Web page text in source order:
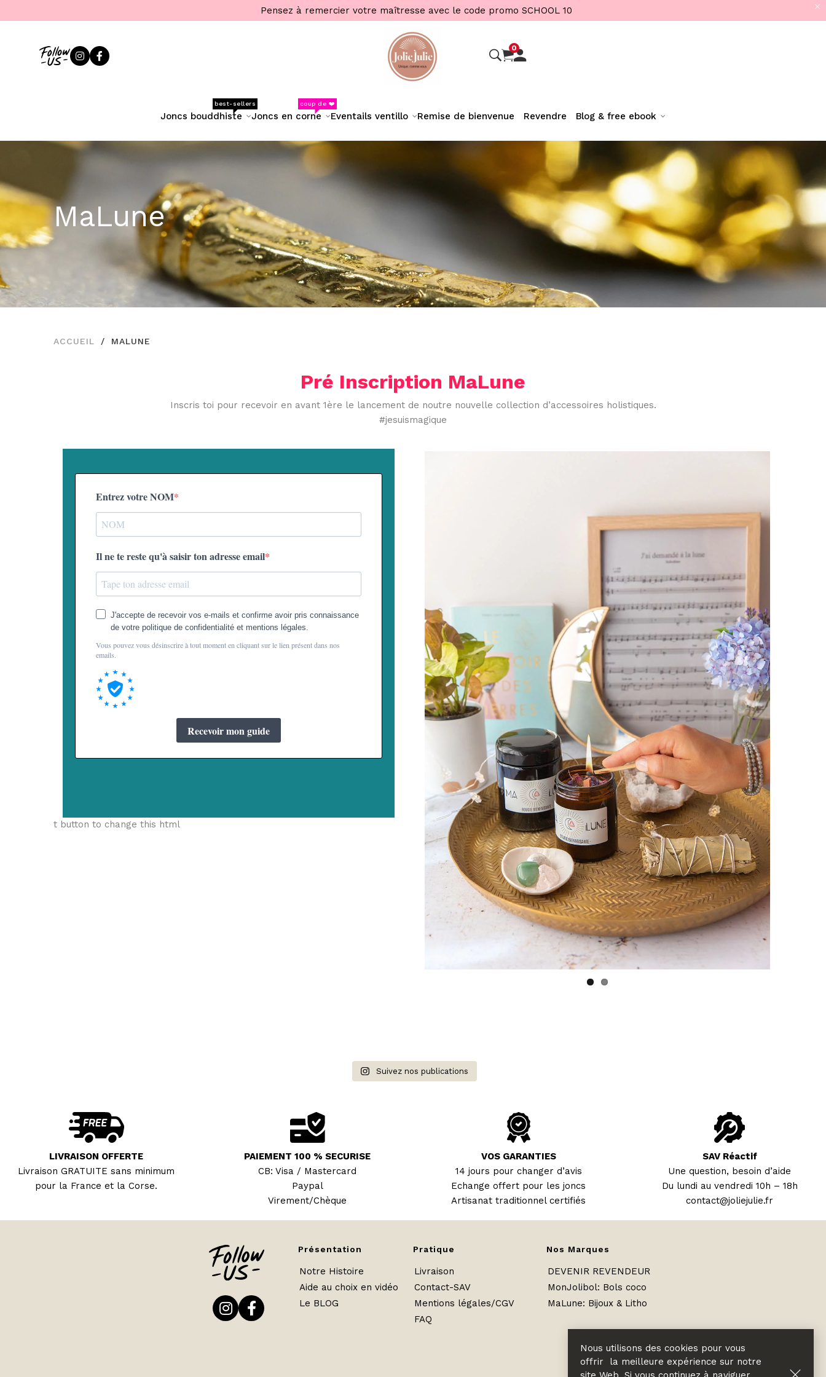
Pensez à remercier votre maîtresse avec le code promo SCHOOL 10
0
joncs bouddhiste
best-sellers
joncs en corne
coup de ❤️
eventails ventillo remise de bienvenue revendre blog & free ebook
MaLune
ACCUEIL MALUNE
Pré Inscription MaLune
Inscris toi pour recevoir en avant 1ère le lancement de noutre nouvelle collection d’accessoires holistiques.
#jesuismagique
t button to change this html
Suivez nos publications
LIVRAISON OFFERTE
Livraison GRATUITE sans minimum
pour la France et la Corse.
PAIEMENT 100 % SECURISE
CB: Visa / Mastercard
Paypal
Virement/Chèque
VOS GARANTIES
14 jours pour changer d’avis
Echange offert pour les joncs
Artisanat traditionnel certifiés
SAV Réactif
Une question, besoin d’aide
Du lundi au vendredi 10h – 18h
contact@joliejulie.fr
Présentation
Notre Histoire
Aide au choix en vidéo
Le BLOG
Pratique
Livraison
Contact-SAV
Mentions légales/CGV
FAQ
Nos Marques
DEVENIR REVENDEUR
MonJolibol: Bols coco
MaLune: Bijoux & Litho
Nous utilisons des cookies pour vous
offrir la meilleure expérience sur notre